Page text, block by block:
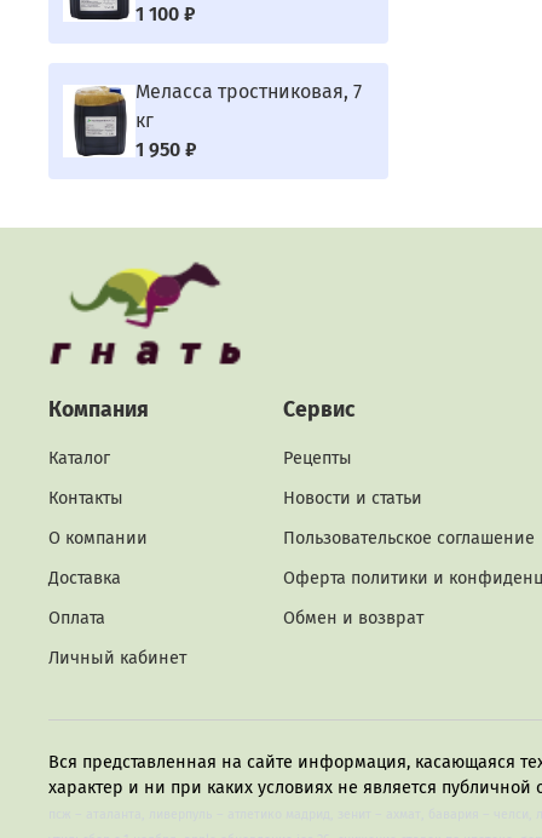
1 100 ₽
Меласса тростниковая, 7
кг
1 950 ₽
Компания
Каталог
Контакты
О компании
Доставка
Оплата
Личный кабинет
Сервис
Рецепты
Новости и статьи
Пользовательское соглашение
Оферта политики и
Обмен и возврат
Вся представленная на сайте информация, касающаяся
характер и ни при каких условиях не является